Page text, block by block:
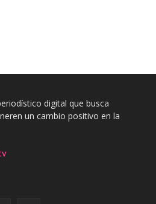
digital que busca
un cambio positivo en la